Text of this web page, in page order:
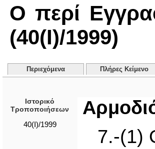
Ο περί
(40(I)/1999)
Περιεχόμενα Πλήρες Κείμενο
Ιστορικό
Τροποποιήσεων
40(I)/1999
7.-(1)